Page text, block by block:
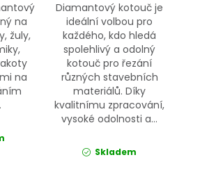
na
žuly,
na
Diamantový kotouč je
ideální volbou pro
každého, kdo hledá
spolehlivý a odolný
kotouč pro řezání
různých stavebních
materiálů. Díky
kvalitnímu zpracování,
vysoké odolnosti a...
Skladem